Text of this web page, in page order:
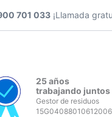
701 033 ¡Llamada
25 años
trabajando juntos
Gestor de residuos
15G04088010612006